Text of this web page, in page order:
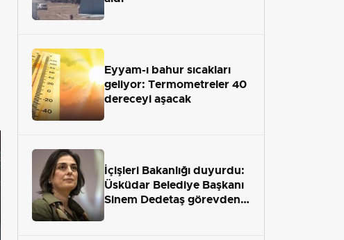
Eyyam-ı bahur sıcakları
geliyor: Termometreler 40
dereceyi aşacak
İçişleri Bakanlığı duyurdu:
Üsküdar Belediye Başkanı
Sinem Dedetaş görevden